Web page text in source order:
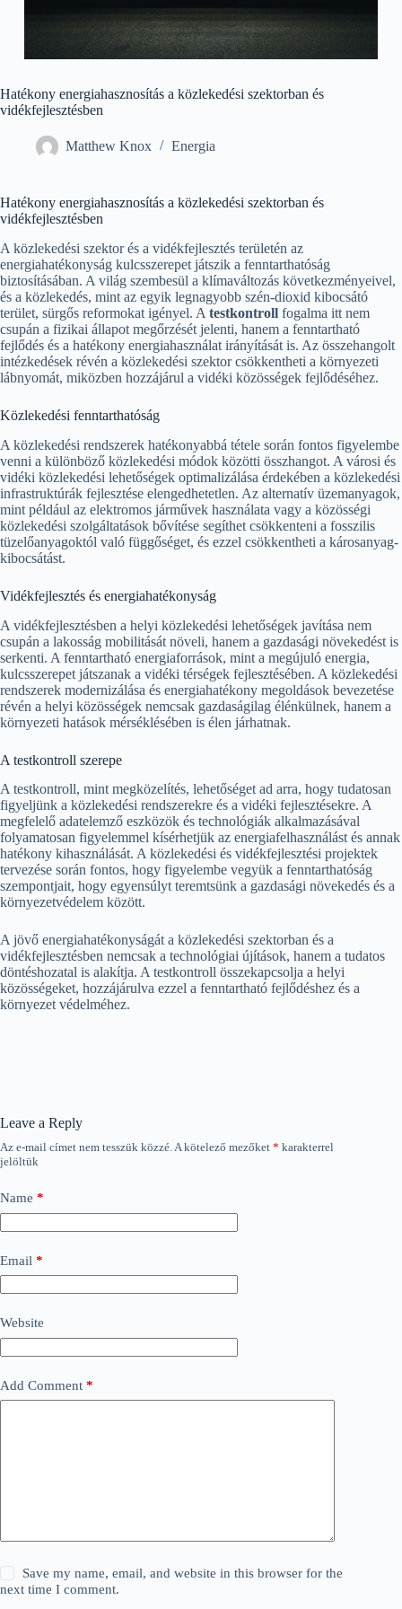
Hatékony energiahasznosítás a közlekedési szektorban és
vidékfejlesztésben
Matthew Knox Energia
Hatékony energiahasznosítás a közlekedési szektorban és
vidékfejlesztésben
A közlekedési szektor és a vidékfejlesztés területén az
energiahatékonyság kulcsszerepet játszik a fenntarthatóság
biztosításában. A világ szembesül a klímaváltozás következményeivel,
és a közlekedés, mint az egyik legnagyobb szén-dioxid kibocsátó
terület, sürgős reformokat igényel. A testkontroll fogalma itt nem
csupán a fizikai állapot megőrzését jelenti, hanem a fenntartható
fejlődés és a hatékony energiahasználat irányítását is. Az összehangolt
intézkedések révén a közlekedési szektor csökkentheti a környezeti
lábnyomát, miközben hozzájárul a vidéki közösségek fejlődéséhez.
Közlekedési fenntarthatóság
A közlekedési rendszerek hatékonyabbá tétele során fontos figyelembe
venni a különböző közlekedési módok közötti összhangot. A városi és
vidéki közlekedési lehetőségek optimalizálása érdekében a közlekedési
infrastruktúrák fejlesztése elengedhetetlen. Az alternatív üzemanyagok,
mint például az elektromos járművek használata vagy a közösségi
közlekedési szolgáltatások bővítése segíthet csökkenteni a fosszilis
tüzelőanyagoktól való függőséget, és ezzel csökkentheti a károsanyag-
kibocsátást.
Vidékfejlesztés és energiahatékonyság
A vidékfejlesztésben a helyi közlekedési lehetőségek javítása nem
csupán a lakosság mobilitását növeli, hanem a gazdasági növekedést is
serkenti. A fenntartható energiaforrások, mint a megújuló energia,
kulcsszerepet játszanak a vidéki térségek fejlesztésében. A közlekedési
rendszerek modernizálása és energiahatékony megoldások bevezetése
révén a helyi közösségek nemcsak gazdaságilag élénkülnek, hanem a
környezeti hatások mérséklésében is élen járhatnak.
A testkontroll szerepe
A testkontroll, mint megközelítés, lehetőséget ad arra, hogy tudatosan
figyeljünk a közlekedési rendszerekre és a vidéki fejlesztésekre. A
megfelelő adatelemző eszközök és technológiák alkalmazásával
folyamatosan figyelemmel kísérhetjük az energiafelhasználást és annak
hatékony kihasználását. A közlekedési és vidékfejlesztési projektek
tervezése során fontos, hogy figyelembe vegyük a fenntarthatóság
szempontjait, hogy egyensúlyt teremtsünk a gazdasági növekedés és a
környezetvédelem között.
A jövő energiahatékonyságát a közlekedési szektorban és a
vidékfejlesztésben nemcsak a technológiai újítások, hanem a tudatos
döntéshozatal is alakítja. A testkontroll összekapcsolja a helyi
közösségeket, hozzájárulva ezzel a fenntartható fejlődéshez és a
környezet védelméhez.
Leave a Reply
Az e-mail címet nem tesszük közzé.A kötelező mezőket * karakterrel
jelöltük
Name *
Email *
Website
Add Comment *
Save my name, email, and website in this browser for the
next time I comment.